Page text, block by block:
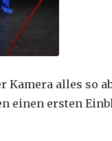
alles so
einen ersten